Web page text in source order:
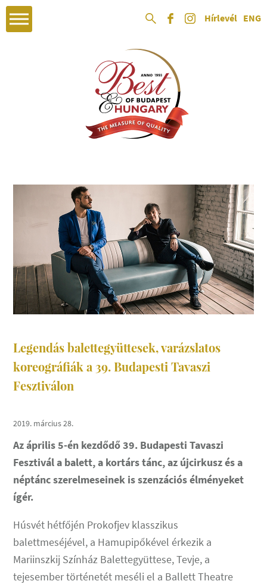
Hírlevél ENG
Legendás balettegyüttesek, varázslatos
koreográfiák a 39. Budapesti Tavaszi
Fesztiválon
2019. március 28.
Az április 5-én kezdődő 39. Budapesti Tavaszi
Fesztivál a balett, a kortárs tánc, az újcirkusz és a
néptánc szerelmeseinek is szenzációs élményeket
ígér.
Húsvét hétfőjén Prokofjev klasszikus
balettmeséjével, a Hamupipőkével érkezik a
Mariinszkij Színház Balettegyüttese, Tevje, a
tejesember történetét meséli el a Ballett Theatre